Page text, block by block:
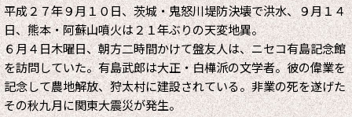
平成２７年９月１０日、茨城・鬼怒川堤防決壊で洪水、９月１４
日、熊本・阿蘇山噴火は２１年ぶりの天変地異。
６月４日木曜日、朝方二時間かけて盤友人は、ニセコ有島記念館
を訪問していた。有島武郎は大正・白樺派の文学者。彼の偉業を
記念して農地解放、狩太村に建設されている。非業の死を遂げた
その秋九月に関東大震災が発生。